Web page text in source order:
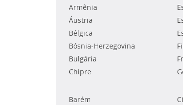
Armênia
Áustria
Bélgica
Bósnia-Herzegovina
Bulgária
Chipre
Barém